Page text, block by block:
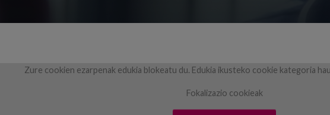
Zure cookien ezarpenak edukia blokeatu du. Edukia ikusteko cookie kategoria
Fokalizazio cookieak